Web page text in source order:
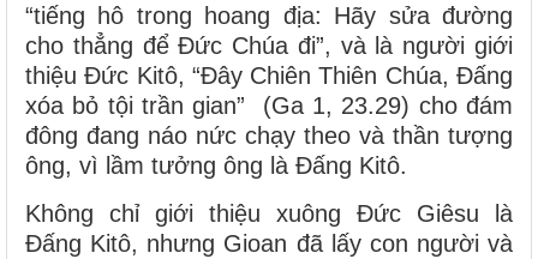
“tiếng hô trong hoang địa: Hãy sửa đường
cho thẳng để Đức Chúa đi”, và là người giới
thiệu Đức Kitô, “Đây Chiên Thiên Chúa, Đấng
xóa bỏ tội trần gian” (Ga 1, 23.29) cho đám
đông đang náo nức chạy theo và thần tượng
ông, vì lầm tưởng ông là Đấng Kitô.
Không chỉ giới thiệu xuông Đức Giêsu là
Đấng Kitô, nhưng Gioan đã lấy con người và